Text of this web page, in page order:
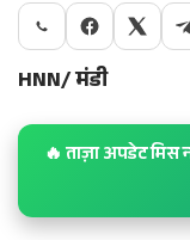
HNN/ मंडी
🔥 ताज़ा अपडेट